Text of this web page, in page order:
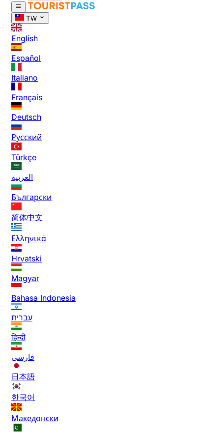
TW
English
Español
Italiano
Français
Deutsch
Русский
Türkçe
العربية
Български
简体中文
Ελληνικά
Hrvatski
Magyar
Bahasa Indonesia
עברית
हिन्दी
فارسی
日本語
한국어
Македонски